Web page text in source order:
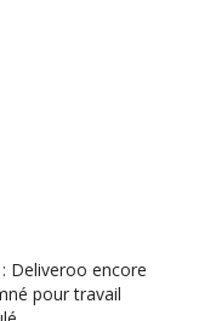
Deliveroo encore
pour travail